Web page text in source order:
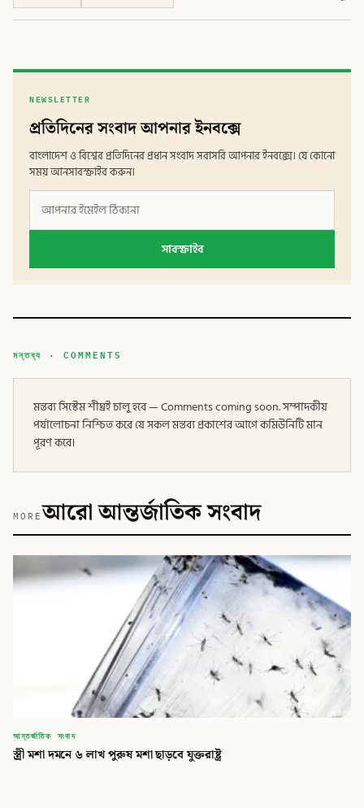
NEWSLETTER
প্রতিদিনের সংবাদ আপনার ইনবক্সে
বাংলাদেশ ও বিশ্বের প্রতিদিনের প্রধান সংবাদ সরাসরি আপনার ইনবক্সে। যে কোনো
সময় আনসাবস্ক্রাইব করুন।
সাবস্ক্রাইব
মন্তব্য · COMMENTS
মন্তব্য সিস্টেম শীঘ্রই চালু হবে — Comments coming soon. সম্পাদকীয়
পর্যালোচনা নিশ্চিত করে যে সকল মন্তব্য প্রকাশের আগে কমিউনিটি মান
পূরণ করে।
MOREআরো আন্তর্জাতিক সংবাদ
আন্তর্জাতিক সংবাদ
স্ত্রী মশা দমনে ৬ লাখ পুরুষ মশা ছাড়বে যুক্তরাষ্ট্র